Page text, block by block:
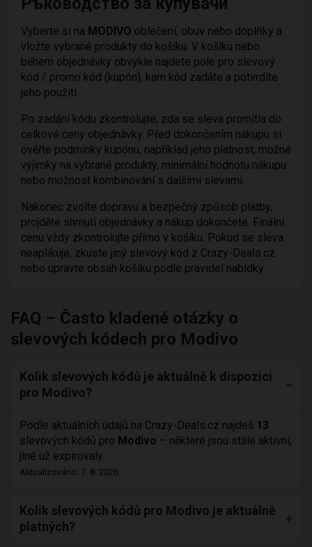
Vyberte si na MODIVO oblečení, obuv nebo doplňky a
vložte vybrané produkty do košíku. V košíku nebo
během objednávky obvykle najdete pole pro slevový
kód / promo kód (kupón), kam kód zadáte a potvrdíte
jeho použití.
Po zadání kódu zkontrolujte, zda se sleva promítla do
celkové ceny objednávky. Před dokončením nákupu si
ověřte podmínky kupónu, například jeho platnost, možné
výjimky na vybrané produkty, minimální hodnotu nákupu
nebo možnost kombinování s dalšími slevami.
Nakonec zvolte dopravu a bezpečný způsob platby,
projděte shrnutí objednávky a nákup dokončete. Finální
cenu vždy zkontrolujte přímo v košíku. Pokud se sleva
neaplikuje, zkuste jiný slevový kód z Crazy-Deals.cz
nebo upravte obsah košíku podle pravidel nabídky.
FAQ – Často kladené otázky o
slevových kódech pro Modivo
Kolik slevových kódů je aktuálně k dispozici
pro Modivo?
Podle aktuálních údajů na Crazy-Deals.cz najdeš 13
slevových kódů pro Modivo – některé jsou stále aktivní,
jiné už expirovaly.
Aktualizováno: 7. 8. 2026
Kolik slevových kódů pro Modivo je aktuálně
platných?